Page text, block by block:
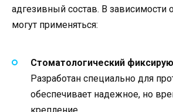
адгезивный состав. В зависимости
могут применяться:
Стоматологический
Разработан специально для
обеспечивает надежное, но